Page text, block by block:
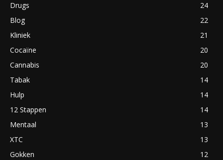
Drugs
24
Blog
22
Kliniek
21
Cocaïne
20
Cannabis
20
Tabak
14
Hulp
14
12 Stappen
14
Mentaal
13
XTC
13
Gokken
12